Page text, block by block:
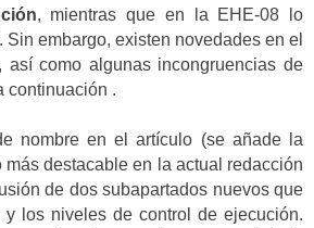
, mientras que en la EHE-08 lo
Sin embargo, existen novedades en el
así como algunas incongruencias de
continuación .
nombre en el artículo (se añade la
más destacable en la actual redacción
de dos subapartados nuevos que
y los niveles de control de ejecución.